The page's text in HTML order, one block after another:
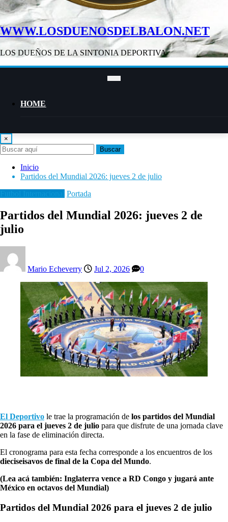
WWW.LOSDUENOSDELBALON.NET
LOS DUEÑOS DE LA SINTONIA DEPORTIVA
HOME
×
Buscar
Inicio
Partidos del Mundial 2026: jueves 2 de julio
Portada
Partidos del Mundial 2026: jueves 2 de
julio
Mario Echeverry Jul 2, 2026 0
El Deportivo le trae la programación de los partidos del Mundial
2026 para el jueves 2 de julio para que disfrute de una jornada clave
en la fase de eliminación directa.
El cronograma para esta fecha corresponde a los encuentros de los
dieciseisavos de final de la Copa del Mundo.
(Lea acá también: Inglaterra vence a RD Congo y jugará ante
México en octavos del Mundial)
Partidos del Mundial 2026 para el jueves 2 de julio